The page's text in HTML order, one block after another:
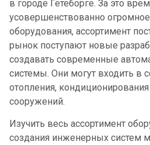
в городе Гетеборге. За это
усовершенствованно
оборудования, ассортимент
рынок поступают новые
создавать современные
системы. Они могут входить в
отопления,
сооружений.
Изучить весь ассортимент
создания инженерных систем